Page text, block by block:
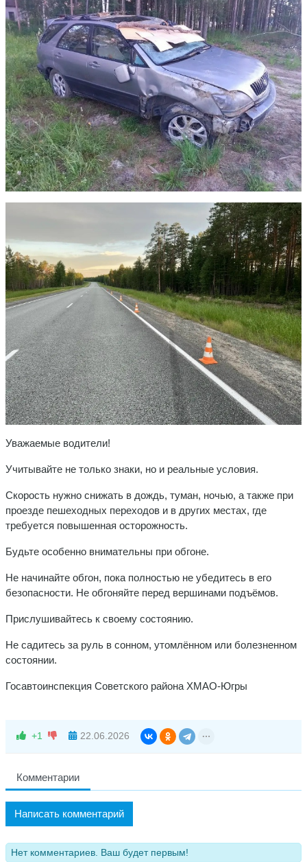
Уважаемые водители!
Учитывайте не только знаки, но и реальные условия.
Скорость нужно снижать в дождь, туман, ночью, а также при
проезде пешеходных переходов и в других местах, где
требуется повышенная осторожность.
Будьте особенно внимательны при обгоне.
Не начинайте обгон, пока полностью не убедитесь в его
безопасности. Не обгоняйте перед вершинами подъёмов.
Прислушивайтесь к своему состоянию.
Не садитесь за руль в сонном, утомлённом или болезненном
состоянии.
Госавтоинспекция Советского района ХМАО-Югры
+1 22.06.2026
Комментарии
Написать комментарий
Нет комментариев. Ваш будет первым!